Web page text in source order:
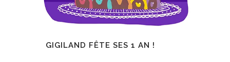
GIGILAND FÊTE SES 1 AN !